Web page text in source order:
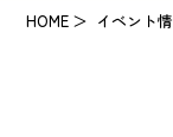
HOME イベント